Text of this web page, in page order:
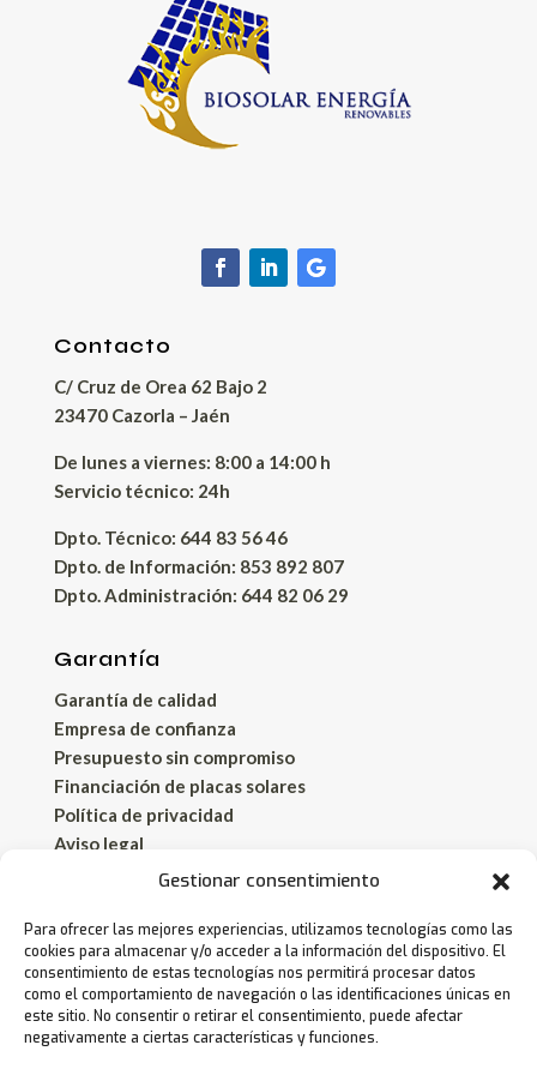
Gestionar consentimiento
Para ofrecer las mejores experiencias, utilizamos tecnologías como las
cookies para almacenar y/o acceder a la información del dispositivo. El
consentimiento de estas tecnologías nos permitirá procesar datos
como el comportamiento de navegación o las identificaciones únicas en
este sitio. No consentir o retirar el consentimiento, puede afectar
negativamente a ciertas características y funciones.
Contacto
C/ Cruz de Orea 62 Bajo 2
23470 Cazorla – Jaén
De lunes a viernes: 8:00 a 14:00 h
Servicio técnico: 24h
Dpto. Técnico: 644 83 56 46
Dpto. de Información: 853 892 807
Dpto. Administración: 644 82 06 29
Garantía
Garantía de calidad
Empresa de confianza
Presupuesto sin compromiso
Financiación de placas solares
Política de privacidad
Aviso legal
Política de cookies
¡Biosolar en España!
Almería
Córdoba
Ciudad Real